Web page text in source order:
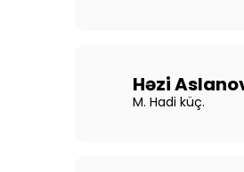
Həzi
M. Hadi küç.